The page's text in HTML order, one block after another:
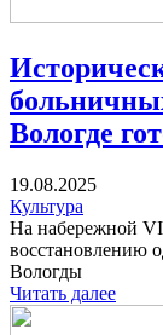
Вологде
19.08.2025
Культура
На набережной
восстановлению
Вологды
Читать далее